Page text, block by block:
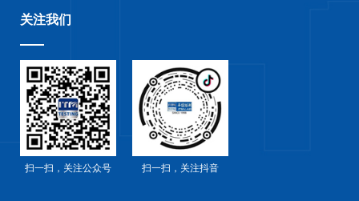
关注我们
扫一扫，关注公众号 扫一扫，关注抖音